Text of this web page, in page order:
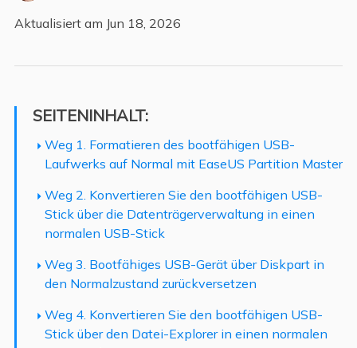
Aktualisiert am Jun 18, 2026
SEITENINHALT:
Weg 1. Formatieren des bootfähigen USB-
Laufwerks auf Normal mit EaseUS Partition Master
Weg 2. Konvertieren Sie den bootfähigen USB-
Stick über die Datenträgerverwaltung in einen
normalen USB-Stick
Weg 3. Bootfähiges USB-Gerät über Diskpart in
den Normalzustand zurückversetzen
Weg 4. Konvertieren Sie den bootfähigen USB-
Stick über den Datei-Explorer in einen normalen